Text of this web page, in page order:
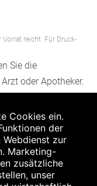
reicht. Für Druck-
Sie die
oder Apotheker.
ist keine
Der AEP ist
Preis für
der Höhe dem für
zu dem eine
Cookies ein.
der
Webdienst zur
Marketing-
zusätzliche
unser